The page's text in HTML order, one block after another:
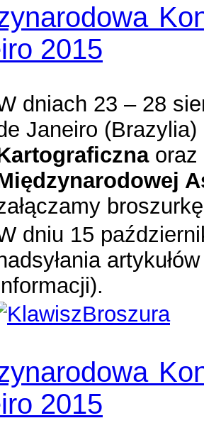
2015
dniach 23 – 28
Janeiro (Brazylia)
oraz
dniu 15
2015